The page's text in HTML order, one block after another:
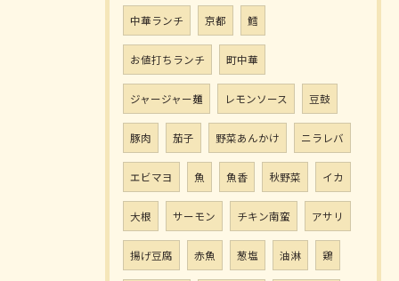
中華ランチ 京都 鱈
お値打ちランチ 町中華
ジャージャー麺 レモンソース 豆鼓
豚肉 茄子 野菜あんかけ ニラレバ
エビマヨ 魚 魚香 秋野菜 イカ
大根 サーモン チキン南蛮 アサリ
揚げ豆腐 赤魚 葱塩 油淋 鶏